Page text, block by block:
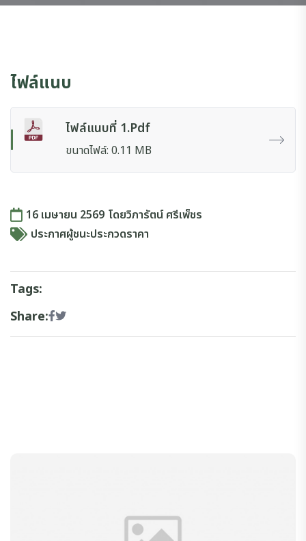
ไฟล์แนบ
ไฟล์แนบที่ 1.pdf
ขนาดไฟล์: 0.11 MB
16 เมษายน 2569 โดยวิภารัตน์ ศรีเพ็ชร
ประกาศผู้ชนะประกวดราคา
Tags:
Share: